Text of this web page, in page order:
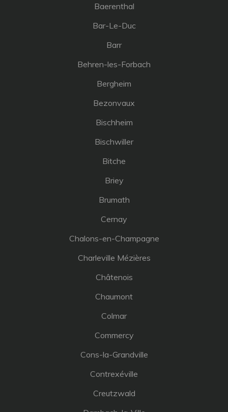
Baerenthal
Bar-Le-Duc
Barr
Behren-les-Forbach
Bergheim
Bezonvaux
Bischheim
Bischwiller
Bitche
Briey
Brumath
Cernay
Chalons-en-Champagne
Charleville Mézières
Châtenois
Chaumont
Colmar
Commercy
Cons-la-Grandville
Contrexéville
Creutzwald